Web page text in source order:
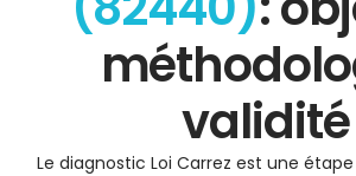
validité
Le diagnostic Loi Carrez est une